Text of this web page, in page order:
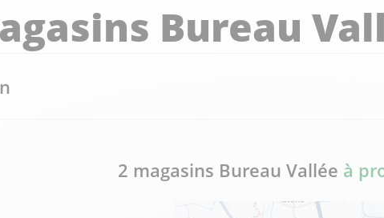
Bureau
2 magasins Bureau Vallée à